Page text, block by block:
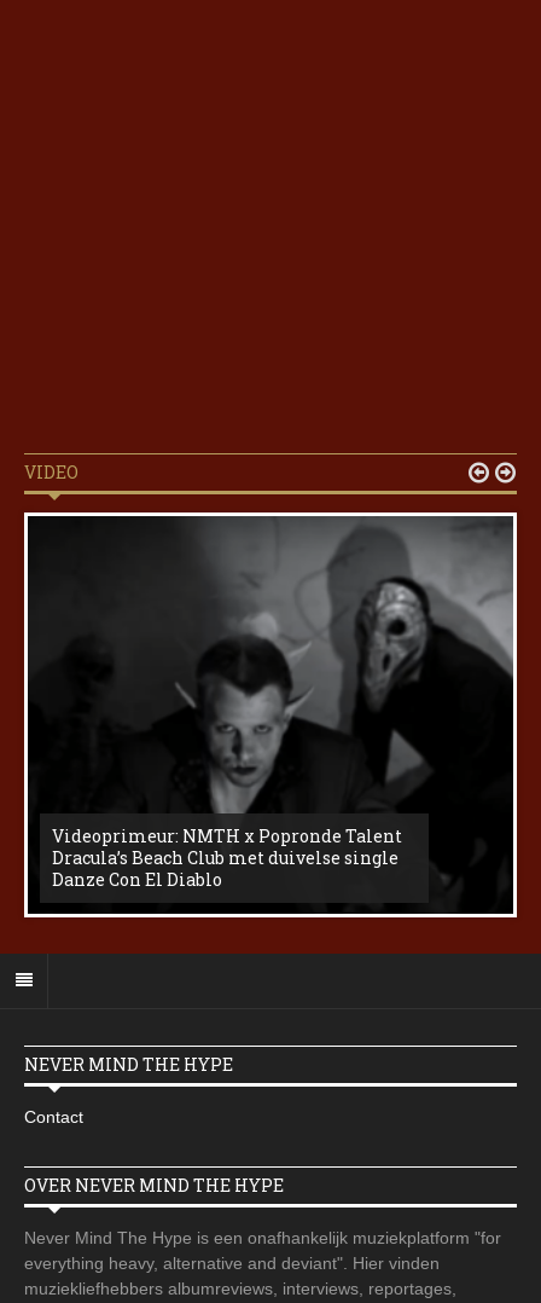
VIDEO
Videoprimeur: NMTH x Popronde Talent
Dracula’s Beach Club met duivelse single
Danze Con El Diablo
 
NEVER MIND THE HYPE
Contact
OVER NEVER MIND THE HYPE
Never Mind The Hype is een onafhankelijk muziekplatform "for
everything heavy, alternative and deviant". Hier vinden
muziekliefhebbers albumreviews, interviews, reportages,